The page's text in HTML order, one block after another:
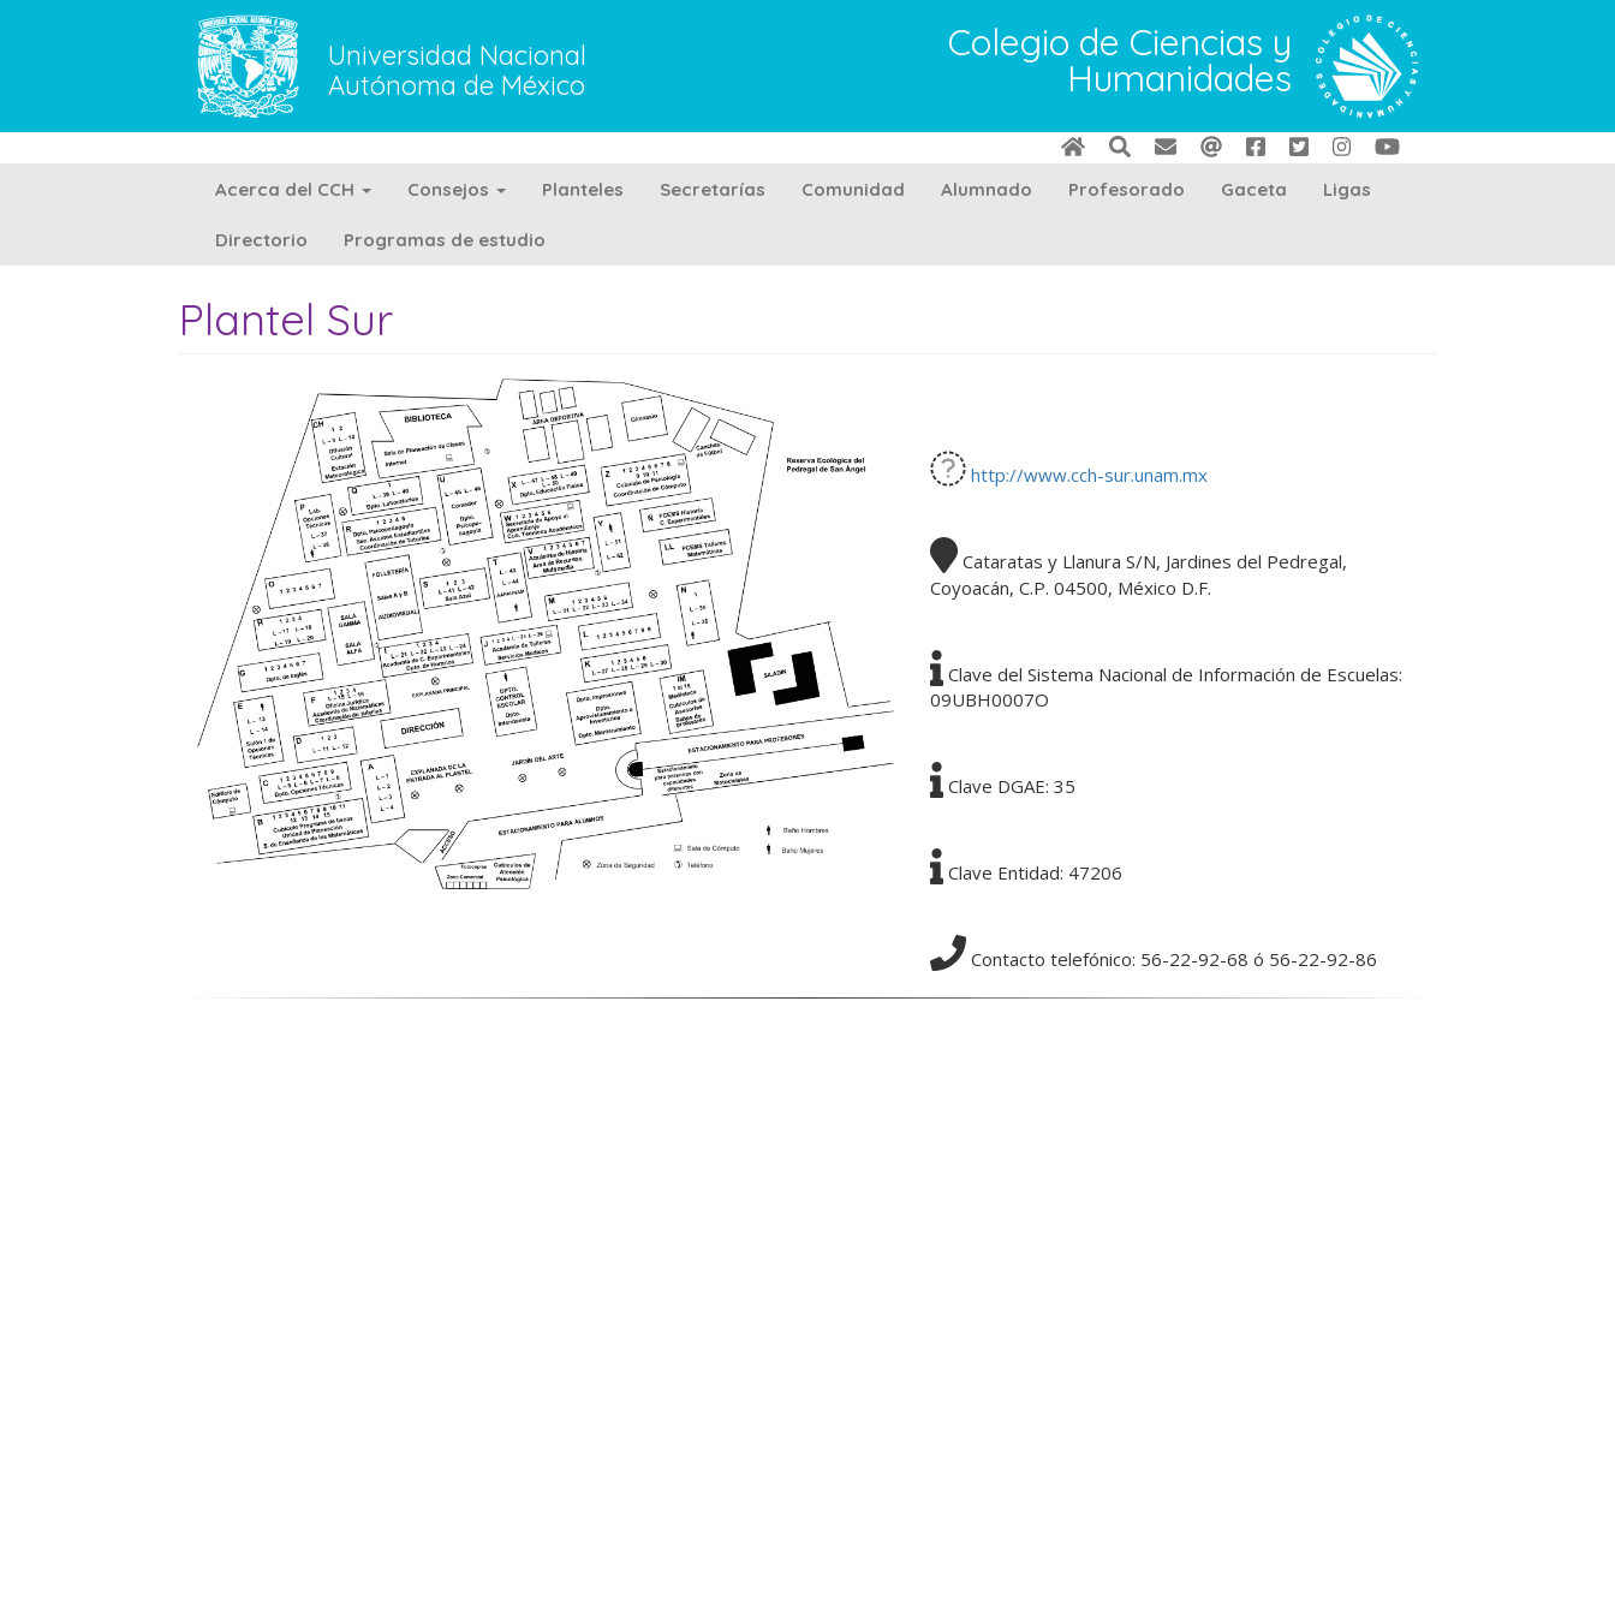
Universidad Nacional
Autónoma de México
Colegio de Ciencias y
Humanidades
Acerca del CCH Consejos Planteles Secretarías Comunidad Alumnado Profesorado Gaceta Ligas
Directorio Programas de estudio
Plantel Sur
http://www.cch-sur.unam.mx
Cataratas y Llanura S/N, Jardines del Pedregal,
Coyoacán, C.P. 04500, México D.F.
Clave del Sistema Nacional de Información de Escuelas:
09UBH0007O
Clave DGAE: 35
Clave Entidad: 47206
Contacto telefónico: 56-22-92-68 ó 56-22-92-86